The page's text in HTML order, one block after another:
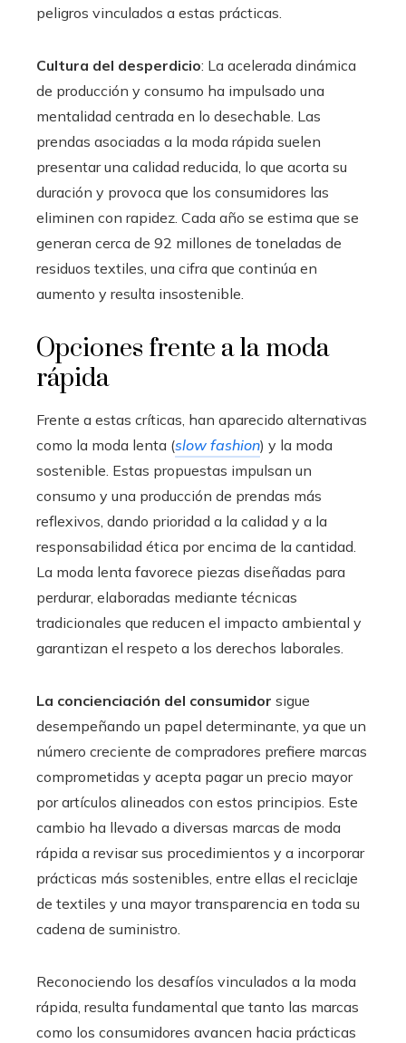
peligros vinculados a estas prácticas.
Cultura del desperdicio: La acelerada dinámica
de producción y consumo ha impulsado una
mentalidad centrada en lo desechable. Las
prendas asociadas a la moda rápida suelen
presentar una calidad reducida, lo que acorta su
duración y provoca que los consumidores las
eliminen con rapidez. Cada año se estima que se
generan cerca de 92 millones de toneladas de
residuos textiles, una cifra que continúa en
aumento y resulta insostenible.
Opciones frente a la moda
rápida
Frente a estas críticas, han aparecido alternativas
como la moda lenta (slow fashion) y la moda
sostenible. Estas propuestas impulsan un
consumo y una producción de prendas más
reflexivos, dando prioridad a la calidad y a la
responsabilidad ética por encima de la cantidad.
La moda lenta favorece piezas diseñadas para
perdurar, elaboradas mediante técnicas
tradicionales que reducen el impacto ambiental y
garantizan el respeto a los derechos laborales.
La concienciación del consumidor sigue
desempeñando un papel determinante, ya que un
número creciente de compradores prefiere marcas
comprometidas y acepta pagar un precio mayor
por artículos alineados con estos principios. Este
cambio ha llevado a diversas marcas de moda
rápida a revisar sus procedimientos y a incorporar
prácticas más sostenibles, entre ellas el reciclaje
de textiles y una mayor transparencia en toda su
cadena de suministro.
Reconociendo los desafíos vinculados a la moda
rápida, resulta fundamental que tanto las marcas
como los consumidores avancen hacia prácticas